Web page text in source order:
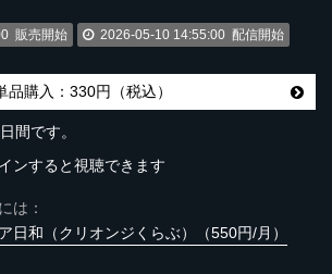
販売開始 2026-05-10 14:55:00 配信開始
品購入：330円（税込）
間です。
ンすると視聴できます
は：
日和（クリオンジくらぶ）（550円/月）